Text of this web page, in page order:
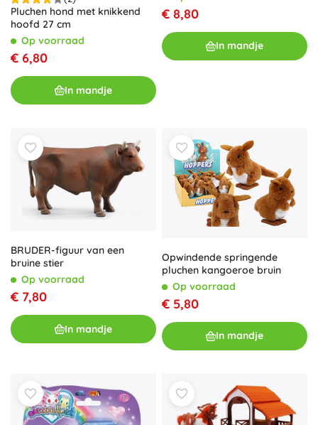
Pluchen hond met knikkend
hoofd 27 cm
Op voorraad
€ 6,80
In mandje
€ 8,80
In mandje
BRUDER-figuur van een
bruine stier
Op voorraad
€ 7,80
In mandje
Opwindende springende
pluchen kangoeroe bruin
Op voorraad
€ 5,80
In mandje